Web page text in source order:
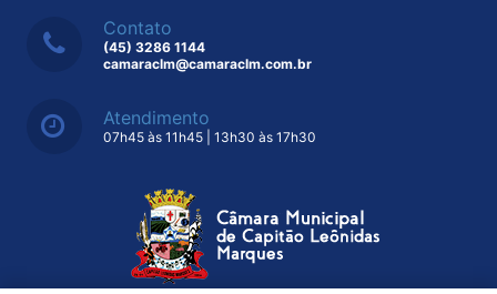
Contato
(45) 3286 1144
camaraclm@camaraclm.com.br
Atendimento
07h45 às 11h45 | 13h30 às 17h30